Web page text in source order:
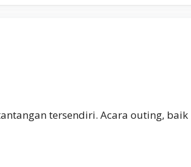
tersendiri. Acara outing,